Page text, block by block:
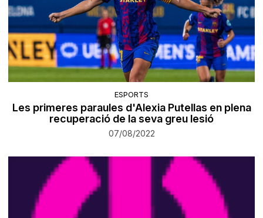
ESPORTS
Les primeres paraules d'Alexia Putellas en plena
recuperació de la seva greu lesió
07/08/2022